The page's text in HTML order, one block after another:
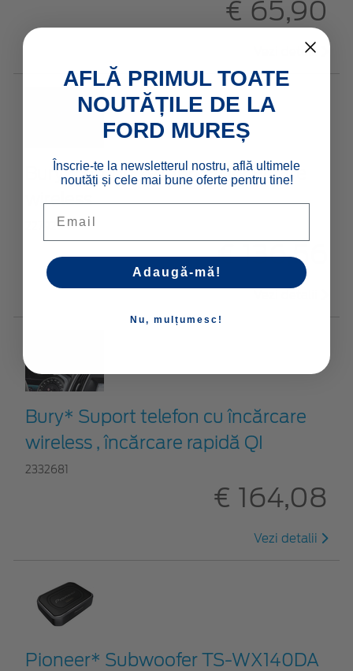
€ 65,90
Vezi detalii
Bury* Suport telefon cu încărcare
wireless
2279204
€ 136,56
Bury* Suport telefon cu încărcare
wireless , încărcare rapidă QI
2332681
€ 164,08
Vezi detalii
Pioneer* Subwoofer TS-WX140DA
AFLĂ PRIMUL TOATE
NOUTĂȚILE DE LA
FORD MUREȘ
Înscrie-te la newsletterul nostru, află ultimele
noutăți și cele mai bune oferte pentru tine!
Adaugă-mă!
Nu, mulțumesc!